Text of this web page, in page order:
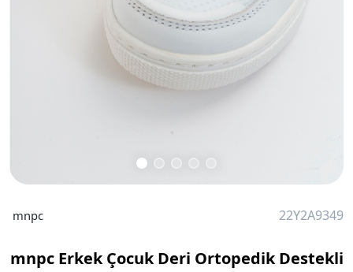
mnpc 22Y2A9349
mnpc Erkek Çocuk Deri Ortopedik Destekli